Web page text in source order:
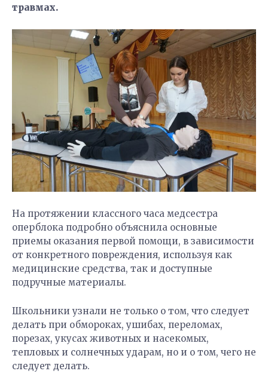
травмах.
На протяжении классного часа медсестра
оперблока подробно объяснила основные
приемы оказания первой помощи, в зависимости
от конкретного повреждения, используя как
медицинские средства, так и доступные
подручные материалы.
Школьники узнали не только о том, что следует
делать при обмороках, ушибах, переломах,
порезах, укусах животных и насекомых,
тепловых и солнечных ударам, но и о том, чего не
следует делать.